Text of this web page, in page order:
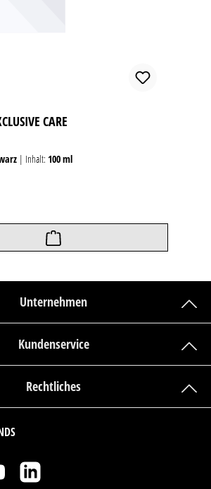
CARE
| Inhalt: 100 ml
Unternehmen
Kundenservice
Rechtliches